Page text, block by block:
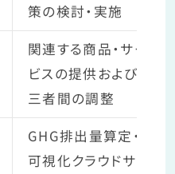
策の検討・実施
関連する商品・サー
ビスの提供および
三者間の調整
GHG排出量算定・
可視化クラウドサー